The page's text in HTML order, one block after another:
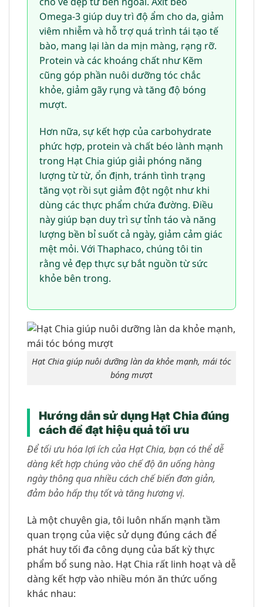
Omega-3 giúp duy trì độ ẩm cho da, giảm
viêm nhiễm và hỗ trợ quá trình tái tạo tế
bào, mang lại làn da mịn màng, rạng rỡ.
Protein và các khoáng chất như Kẽm
cũng góp phần nuôi dưỡng tóc chắc
khỏe, giảm gãy rụng và tăng độ bóng
mượt.
Hơn nữa, sự kết hợp của carbohydrate
phức hợp, protein và chất béo lành mạnh
trong Hạt Chia giúp giải phóng năng
lượng từ từ, ổn định, tránh tình trạng
tăng vọt rồi sụt giảm đột ngột như khi
dùng các thực phẩm chứa đường. Điều
này giúp bạn duy trì sự tỉnh táo và năng
lượng bền bỉ suốt cả ngày, giảm cảm giác
mệt mỏi. Với Thaphaco, chúng tôi tin
rằng vẻ đẹp thực sự bắt nguồn từ sức
khỏe bên trong.
Hạt Chia giúp nuôi dưỡng làn da khỏe mạnh, mái tóc
bóng mượt
Hướng dẫn sử dụng Hạt Chia đúng
cách để đạt hiệu quả tối ưu
Để tối ưu hóa lợi ích của Hạt Chia, bạn có thể dễ
dàng kết hợp chúng vào chế độ ăn uống hàng
ngày thông qua nhiều cách chế biến đơn giản,
đảm bảo hấp thụ tốt và tăng hương vị.
Là một chuyên gia, tôi luôn nhấn mạnh tầm
quan trọng của việc sử dụng đúng cách để
phát huy tối đa công dụng của bất kỳ thực
phẩm bổ sung nào. Hạt Chia rất linh hoạt và dễ
dàng kết hợp vào nhiều món ăn thức uống
khác nhau: